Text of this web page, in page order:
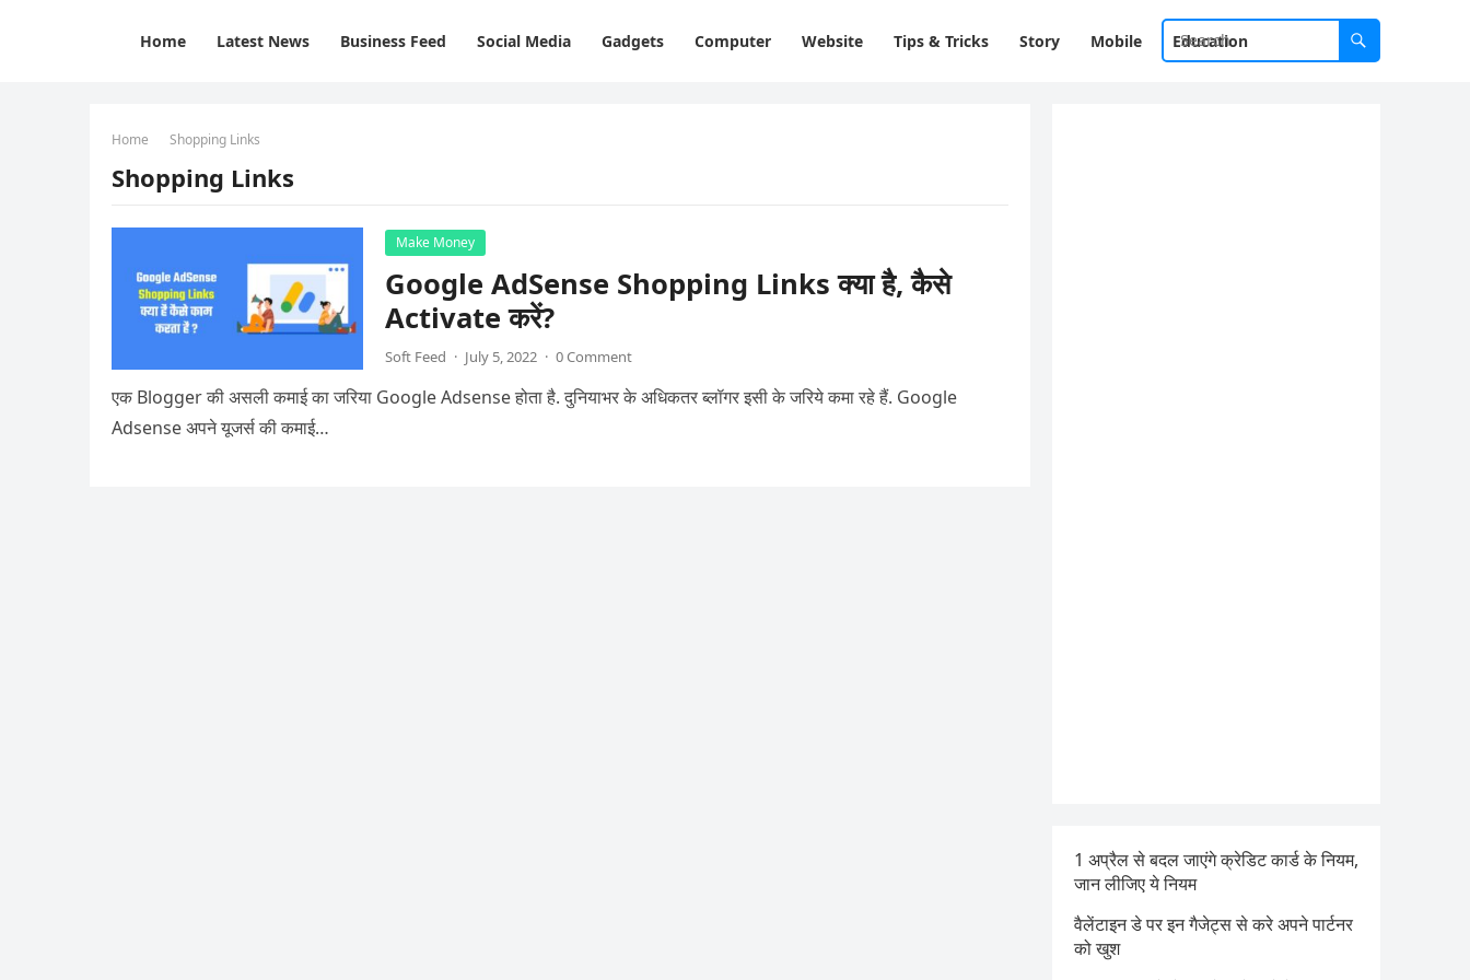
Home Latest News Business Feed Social Media Gadgets Computer Website Tips & Tricks Story Mobile Education
Home Shopping Links
Shopping Links
Make Money
Google AdSense Shopping Links क्या है, कैसे
Activate करें?
Soft Feed · July 5, 2022 · 0 Comment
एक Blogger की असली कमाई का जरिया Google Adsense होता है. दुनियाभर के अधिकतर ब्लॉगर इसी के जरिये कमा रहे हैं. Google
Adsense अपने यूजर्स की कमाई…
1 अप्रैल से बदल जाएंगे क्रेडिट कार्ड के नियम,
जान लीजिए ये नियम
वैलेंटाइन डे पर इन गैजेट्स से करे अपने पार्टनर
को खुश